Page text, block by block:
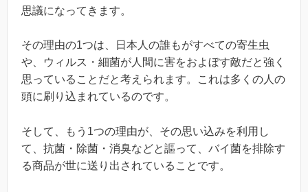
思議になってきます。
その理由の1つは、日本人の誰もがすべての寄生虫
や、ウィルス・細菌が人間に害をおよぼす敵だと強く
思っていることだと考えられます。これは多くの人の
頭に刷り込まれているのです。
そして、もう1つの理由が、その思い込みを利用し
て、抗菌・除菌・消臭などと謳って、バイ菌を排除す
る商品が世に送り出されていることです。